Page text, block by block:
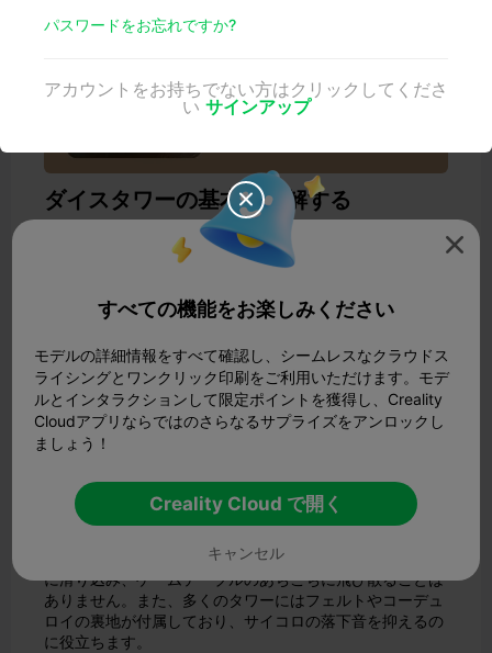
ダイスタワーの基本を理解する
ダイスタワーは、そのスマートな内部設計により、すべて
のロールが公正でランダムであることを保証する優れたエ
タワーには4つの主要パーツがあります：タワー構造体、
ダイスタワーの仕組み
サイコロタワーの真のマジックは、戦略的に配置されたバ
ッフルと溝がサイコロを誘導する、垂直の長方形構造の内
部で繰り広げられます。サイコロが落下する際、複数の角
を生み出します。また、内部にはサイコロを横に転がすス
ロープがあり、一投一投にさらにランダム性が加わりま
サイコロは、出口ランプのおかげでスムーズに回収トレイ
に滑り込み、ゲームテーブルのあちこちに飛び散ることは
ありません。また、多くのタワーにはフェルトやコーデュ
ロイの裏地が付属しており、サイコロの落下音を抑えるの
に役立ちます。

パスワードをお忘れですか?
アカウントをお持ちでない方はクリックしてくださ
い サインアップ

すべての機能をお楽しみください
モデルの詳細情報をすべて確認し、シームレスなクラウドス
ライシングとワンクリック印刷をご利用いただけます。モデ
ルとインタラクションして限定ポイントを獲得し、Creality
Cloudアプリならではのさらなるサプライズをアンロックし
ましょう！
Creality Cloud で開く
キャンセル